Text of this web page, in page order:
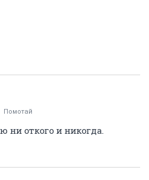
Помотай
ни откого и никогда.